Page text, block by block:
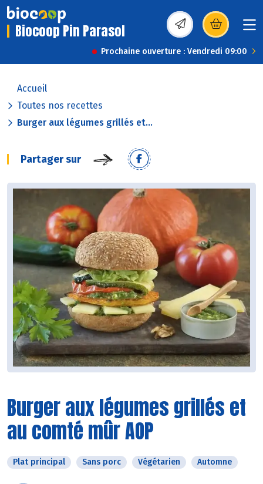
Biocoop Pin Parasol (s’ouvre dans une
Prochaine ouverture : Vendredi 09:00
Accueil
Toutes nos recettes
Burger aux légumes grillés et...
Partager sur
Burger aux légumes grillés et
au comté mûr AOP
Plat principal Sans porc Végétarien Automne